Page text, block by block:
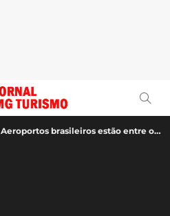
Aeroportos brasileiros estão entre os mais pontuais do mundo